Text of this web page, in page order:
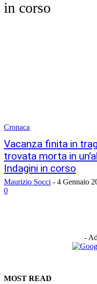
in corso
Cronaca
Vacanza finita in
trovata morta in
Indagini in corso
Maurizio Socci - 4 Gennaio
0
-
MOST READ